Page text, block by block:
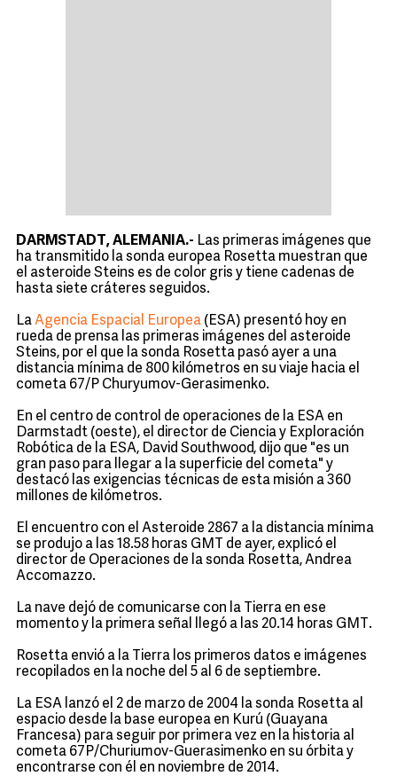
DARMSTADT, ALEMANIA.- Las primeras imágenes que
ha transmitido la sonda europea Rosetta muestran que
el asteroide Steins es de color gris y tiene cadenas de
hasta siete cráteres seguidos.
LaAgencia Espacial Europea (ESA) presentó hoy en
rueda de prensa las primeras imágenes del asteroide
Steins, por el que la sonda Rosetta pasó ayer a una
distancia mínima de 800 kilómetros en su viaje hacia el
cometa 67/P Churyumov-Gerasimenko.
En el centro de control de operaciones de la ESA en
Darmstadt (oeste), el director de Ciencia y Exploración
Robótica de la ESA, David Southwood, dijo que "es un
gran paso para llegar a la superficie del cometa" y
destacó las exigencias técnicas de esta misión a 360
millones de kilómetros.
El encuentro con el Asteroide 2867 a la distancia mínima
se produjo a las 18.58 horas GMT de ayer, explicó el
director de Operaciones de la sonda Rosetta, Andrea
Accomazzo.
La nave dejó de comunicarse con la Tierra en ese
momento y la primera señal llegó a las 20.14 horas GMT.
Rosetta envió a la Tierra los primeros datos e imágenes
recopilados en la noche del 5 al 6 de septiembre.
La ESA lanzó el 2 de marzo de 2004 la sonda Rosetta al
espacio desde la base europea en Kurú (Guayana
Francesa) para seguir por primera vez en la historia al
cometa 67P/Churiumov-Guerasimenko en su órbita y
encontrarse con él en noviembre de 2014.